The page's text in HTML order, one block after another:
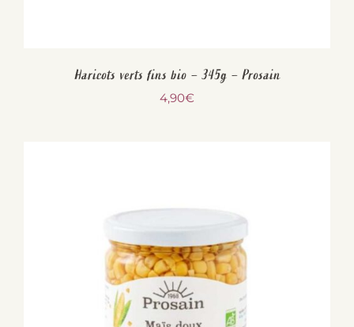
Haricots verts fins bio – 345g – Prosain
4,90€